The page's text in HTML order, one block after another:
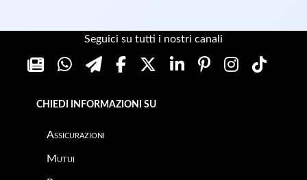
Seguici su tutti i nostri canali
CHIEDI INFORMAZIONI SU
Assicurazioni
Mutui